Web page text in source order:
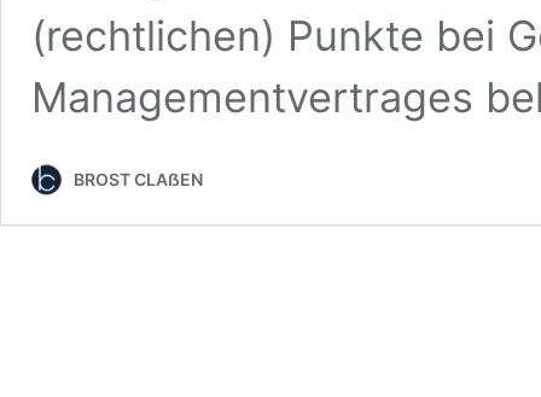
(rechtlichen) Punkte bei
Managementvertrages
BROST CLAẞEN